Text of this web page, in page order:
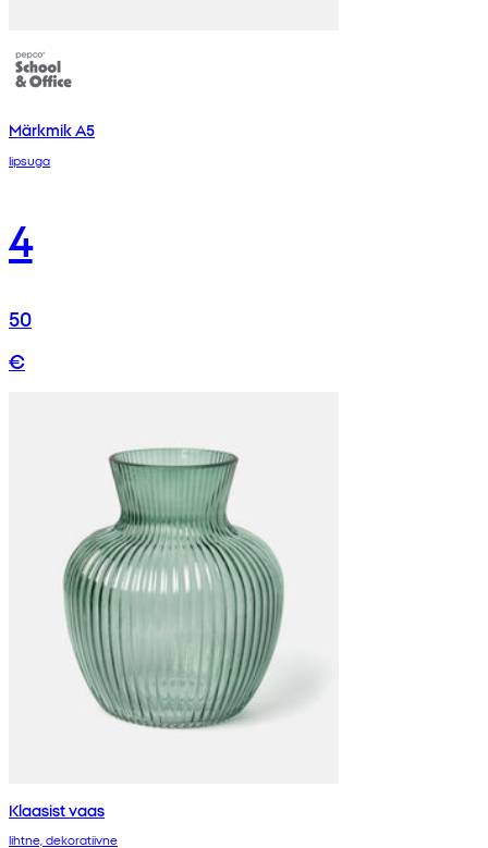
Märkmik A5
lipsuga
4
50
€
Klaasist vaas
lihtne, dekoratiivne